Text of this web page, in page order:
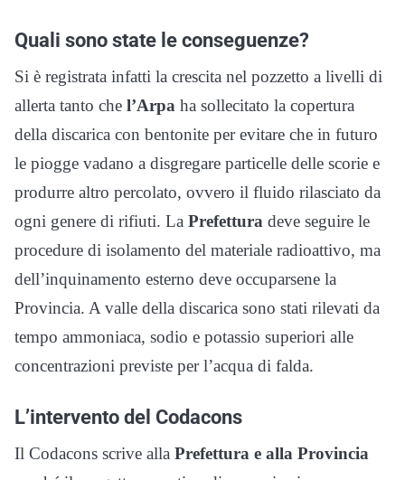
Quali sono state le conseguenze?
Si è registrata infatti la crescita nel pozzetto a livelli di
allerta tanto che l’Arpa ha sollecitato la copertura
della discarica con bentonite per evitare che in futuro
le piogge vadano a disgregare particelle delle scorie e
produrre altro percolato, ovvero il fluido rilasciato da
ogni genere di rifiuti. La Prefettura deve seguire le
procedure di isolamento del materiale radioattivo, ma
dell’inquinamento esterno deve occuparsene la
Provincia. A valle della discarica sono stati rilevati da
tempo ammoniaca, sodio e potassio superiori alle
concentrazioni previste per l’acqua di falda.
L’intervento del Codacons
Il Codacons scrive alla Prefettura e alla Provincia